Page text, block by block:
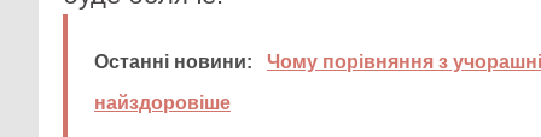
Останні новини:
Чому порівняння з
найздоровіше